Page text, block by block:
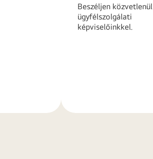
Beszéljen közvetlenül
ügyfélszolgálati
képviselőinkkel.